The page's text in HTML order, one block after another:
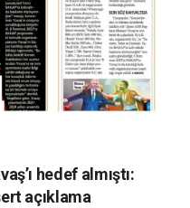
hedef almıştı:
açıklama